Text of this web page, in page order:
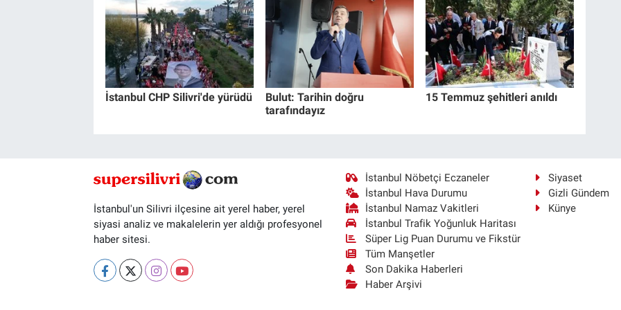
İstanbul CHP Silivri'de yürüdü
Bulut: Tarihin doğru
tarafındayız
15 Temmuz şehitleri anıldı
İstanbul'un Silivri ilçesine ait yerel haber, yerel
siyasi analiz ve makalelerin yer aldığı profesyonel
haber sitesi.
İstanbul Nöbetçi Eczaneler
İstanbul Hava Durumu
İstanbul Namaz Vakitleri
İstanbul Trafik Yoğunluk Haritası
Süper Lig Puan Durumu ve Fikstür
Tüm Manşetler
Son Dakika Haberleri
Haber Arşivi
Siyaset
Gizli Gündem
Künye